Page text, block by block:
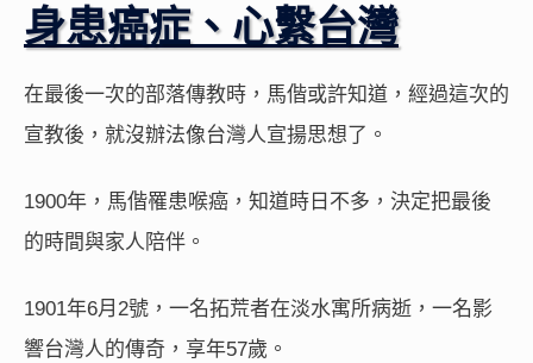
身患癌症、心繫台灣
在最後一次的部落傳教時，馬偕或許知道，經過這次的
宣教後，就沒辦法像台灣人宣揚思想了。
1900年，馬偕罹患喉癌，知道時日不多，決定把最後
的時間與家人陪伴。
1901年6月2號，一名拓荒者在淡水寓所病逝，一名影
響台灣人的傳奇，享年57歲。